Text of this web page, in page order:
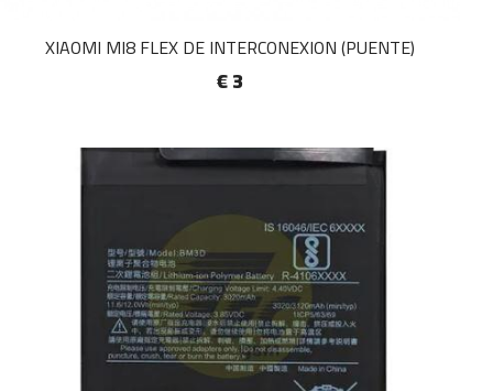
XIAOMI MI8 FLEX DE INTERCONEXION (PUENTE)
€ 3